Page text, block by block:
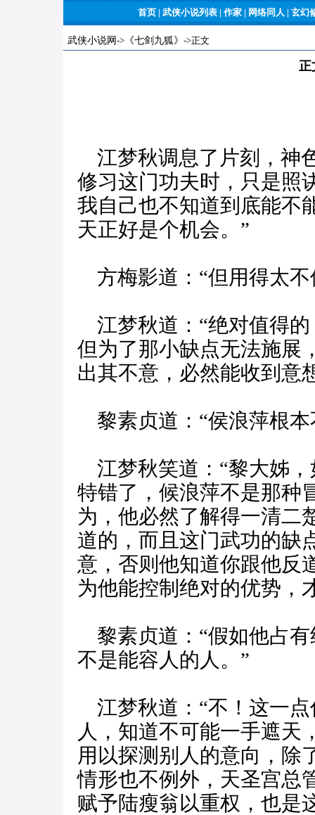
首页 | 武侠小说列表 | 作家 | 网络同人 | 玄幻
武侠小说网 -> 《七剑九狐》 ->正文
正
江梦秋调息了片刻，神
修习这门功夫时，只是照
我自己也不知道到底能不
天正好是个机会。”
方梅影道：“但用得太不
江梦秋道：“绝对值得
但为了那小缺点无法施展
出其不意，必然能收到意
黎素贞道：“侯浪萍根
江梦秋笑道：“黎大姊
特错了，候浪萍不是那种
为，他必然了解得一清二
道的，而且这门武功的缺
意，否则他知道你跟他反
为他能控制绝对的优势，
黎素贞道：“假如他占
不是能容人的人。”
江梦秋道：“不！这一
人，知道不可能一手遮天
用以探测别人的意向，除
情形也不例外，天圣宫总
赋予陆瘦翁以重权，也